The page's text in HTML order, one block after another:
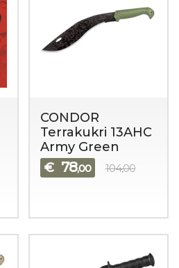
CONDOR
Terrakukri 13AHC
Army Green
€ 78,00 104,00